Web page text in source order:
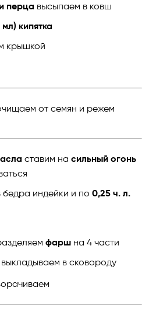
перца высыпаем в ковш
кипятка
крышкой
от семян и режем
ставим на сильный огонь
индейки и по 0,25 ч. л.
фарш на 4 части
выкладываем в сковороду